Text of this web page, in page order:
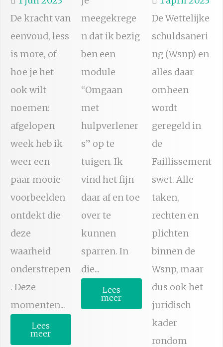
De kracht van
eenvoud, less
is more, of
hoe je het
ook wilt
noemen:
afgelopen
week heb ik
weer een
paar mooie
voorbeelden
ontdekt die
deze
waarheid
onderstrepen
. Deze
momenten...
Lees
meer
meegekrege
n dat ik bezig
ben een
module
“Omgaan
met
hulpverlener
s” op te
tuigen. Ik
vind het fijn
daar af en toe
over te
kunnen
sparren. In
die...
Lees
meer
De Wettelijke
schuldsaneri
ng (Wsnp) en
alles daar
omheen
wordt
geregeld in
de
Faillissement
swet. Alle
taken,
rechten en
plichten
binnen de
Wsnp, maar
dus ook het
juridisch
kader
rondom